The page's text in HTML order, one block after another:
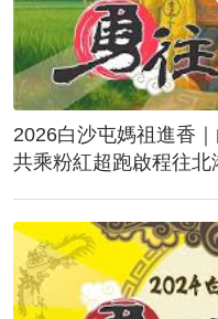
2026白沙屯媽祖進香
共乘粉紅超跑啟程往